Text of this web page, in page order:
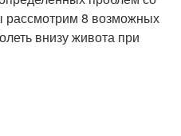
рассмотрим 8 возможных
внизу живота при